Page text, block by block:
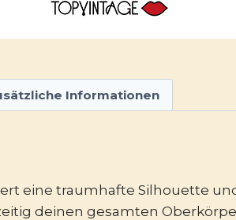
Informationen
eine traumhafte Silhouette
deinen gesamten